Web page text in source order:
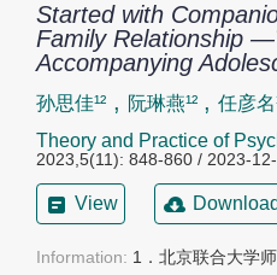
Started with
Family Relationship
Accompanying
孙思佳¹² , 阮琳燕¹² ,任彦名
Theory and Practice of
2023,5(11): 848-860 / 2023-
View
Information: 1．北京联合大学